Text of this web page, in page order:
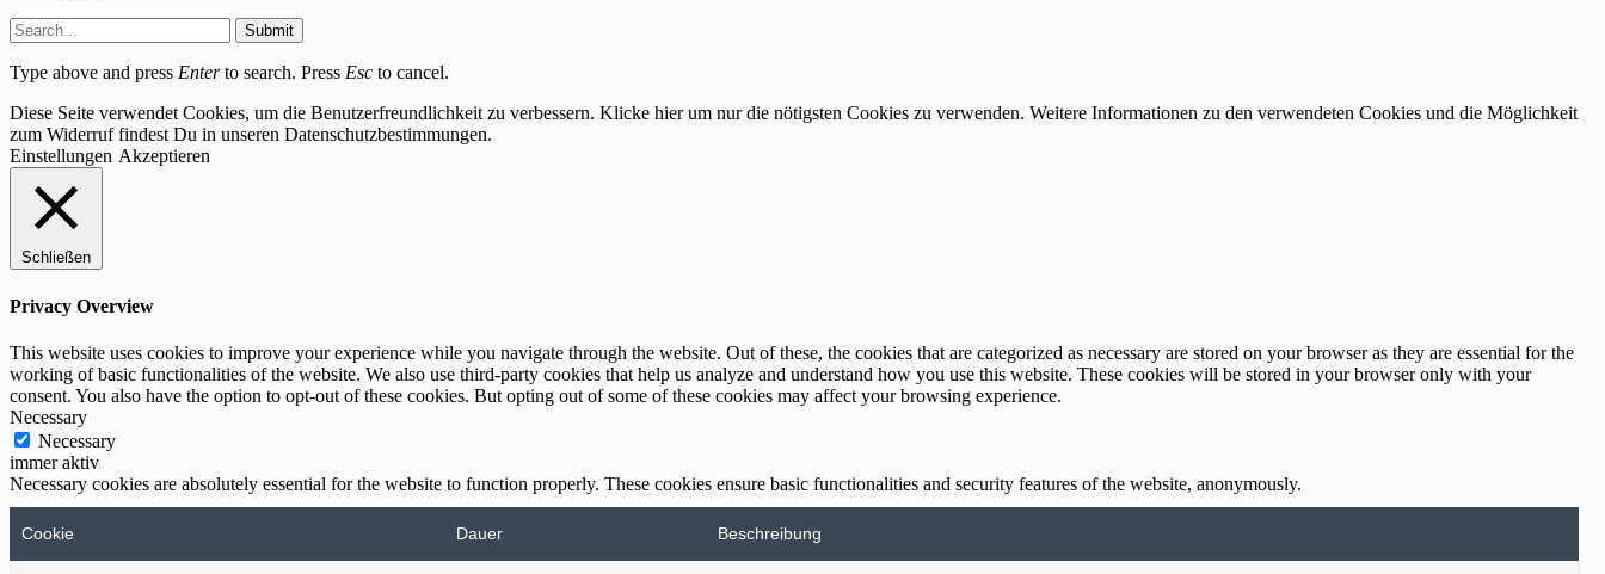
Submit
Type above and press Enterto search. Press Esc to cancel.
Diese Seite verwendet Cookies, um die Benutzerfreundlichkeit zu verbessern. Klicke hier um nur die nötigsten Cookies zu verwenden. Weitere Informationen zu den verwendeten Cookies und die Möglichkeit
zum Widerruf findest Du in unseren Datenschutzbestimmungen.
Einstellungen Akzeptieren
Schließen
Privacy Overview
This website uses cookies to improve your experience while you navigate through the website. Out of these, the cookies that are categorized as necessary are stored on your browser as they are essential for the
working of basic functionalities of the website. We also use third-party cookies that help us analyze and understand how you use this website. These cookies will be stored in your browser only with your
consent. You also have the option to opt-out of these cookies. But opting out of some of these cookies may affect your browsing experience.
Necessary
Necessary
immer aktiv
Necessary cookies are absolutely essential for the website to function properly. These cookies ensure basic functionalities and security features of the website, anonymously.
Cookie Dauer Beschreibung